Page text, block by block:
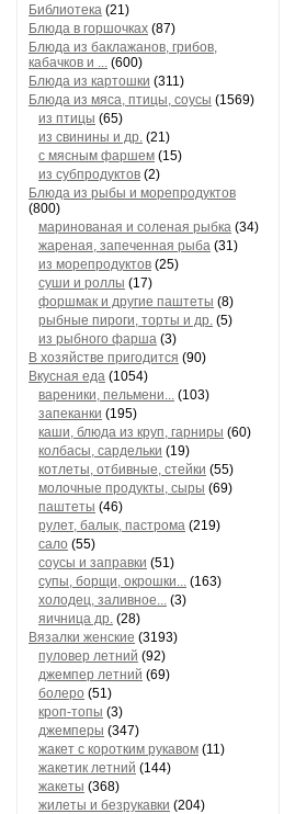
Библиотека (21)
Блюда в горшочках (87)
Блюда из баклажанов, грибов,
кабачков и ... (600)
Блюда из картошки (311)
Блюда из мяса, птицы, соусы (1569)
из птицы (65)
из свинины и др. (21)
с мясным фаршем (15)
из субпродуктов (2)
Блюда из рыбы и морепродуктов
(800)
маринованая и соленая рыбка (34)
жареная, запеченная рыба (31)
из морепродуктов (25)
суши и роллы (17)
форшмак и другие паштеты (8)
рыбные пироги, торты и др. (5)
из рыбного фарша (3)
В хозяйстве пригодится (90)
Вкусная еда (1054)
вареники, пельмени... (103)
запеканки (195)
каши, блюда из круп, гарниры (60)
колбасы, сардельки (19)
котлеты, отбивные, стейки (55)
молочные продукты, сыры (69)
паштеты (46)
рулет, балык, пастрома (219)
сало (55)
соусы и заправки (51)
супы, борщи, окрошки... (163)
холодец, заливное... (3)
яичница др. (28)
Вязалки женские (3193)
пуловер летний (92)
джемпер летний (69)
болеро (51)
кроп-топы (3)
джемперы (347)
жакет с коротким рукавом (11)
жакетик летний (144)
жакеты (368)
жилеты и безрукавки (204)